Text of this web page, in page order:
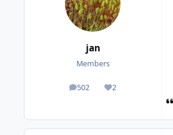
jan
Members
502
posts 2
Reputation